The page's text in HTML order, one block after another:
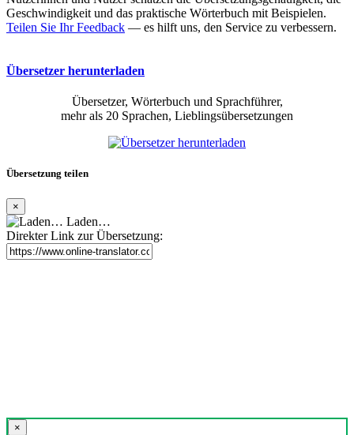
Geschwindigkeit und das praktische Wörterbuch mit Beispielen.
Teilen Sie Ihr Feedback — es hilft uns, den Service zu verbessern.
Übersetzer herunterladen
Übersetzer, Wörterbuch und Sprachführer,
mehr als 20 Sprachen, Lieblingsübersetzungen
Übersetzung teilen
×
Laden…
Direkter Link zur Übersetzung:
×